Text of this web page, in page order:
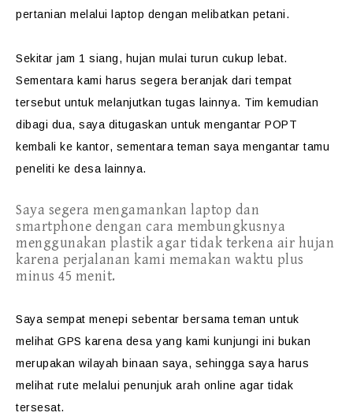
pertanian melalui laptop dengan melibatkan petani.
Sekitar jam 1 siang, hujan mulai turun cukup lebat.
Sementara kami harus segera beranjak dari tempat
tersebut untuk melanjutkan tugas lainnya. Tim kemudian
dibagi dua, saya ditugaskan untuk mengantar POPT
kembali ke kantor, sementara teman saya mengantar tamu
peneliti ke desa lainnya.
Saya segera mengamankan laptop dan
smartphone dengan cara membungkusnya
menggunakan plastik agar tidak terkena air hujan
karena perjalanan kami memakan waktu plus
minus 45 menit.
Saya sempat menepi sebentar bersama teman untuk
melihat GPS karena desa yang kami kunjungi ini bukan
merupakan wilayah binaan saya, sehingga saya harus
melihat rute melalui penunjuk arah online agar tidak
tersesat.